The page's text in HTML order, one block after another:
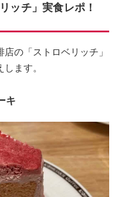
ッチ」実食レポ！
の「ストロベリッチ」
ます。
キ